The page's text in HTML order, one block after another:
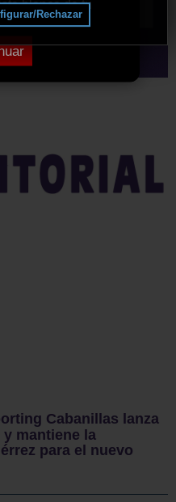
blanca de tu
anuncios.
Rechazar
Cabanillas lanza
mantiene la
para el nuevo